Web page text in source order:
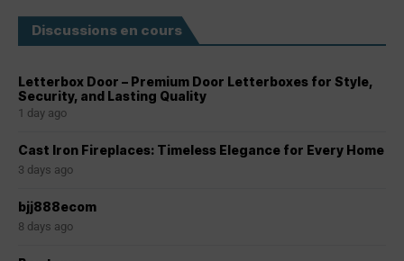
Discussions en cours
Letterbox Door – Premium Door Letterboxes for Style,
Security, and Lasting Quality
1 day ago
Cast Iron Fireplaces: Timeless Elegance for Every Home
3 days ago
bjj888ecom
8 days ago